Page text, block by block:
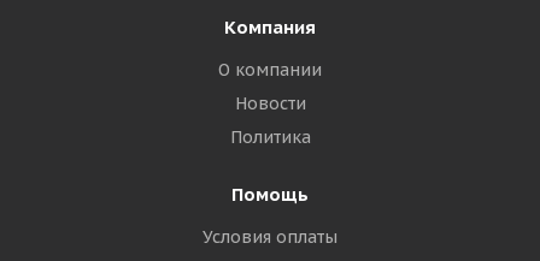
Компания
О компании
Новости
Политика
Помощь
Условия оплаты